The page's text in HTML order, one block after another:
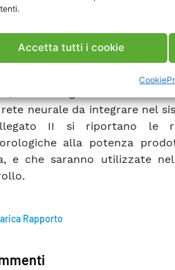
Accetta tutti i cookie
Cookie
Analysis); null
della rete
null al confronto tra i
criteri statistici per la
neurale da integrare nel
II si riportano le
alla potenza
e che saranno utilizzate
Rapporto